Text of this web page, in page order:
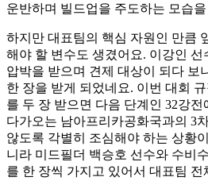
운반하며 빌드업을 주도하는 모습
하지만 대표팀의 핵심 자원인 만큼
해야 할 변수도 생겼어요. 이강인
압박을 받으며 견제 대상이 되다 보
한 장을 받게 되었네요. 이번 대회
를 두 장 받으면 다음 단계인 32강
다가오는 남아프리카공화국과의 3
않도록 각별히 조심해야 하는 상황
니라 미드필더 백승호 선수와 수비
를 한 장씩 가지고 있어서 대표팀